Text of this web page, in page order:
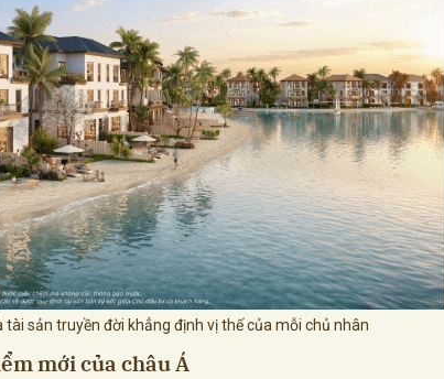
tài sản truyền đời khẳng định vị thế của mỗi chủ nhân
mới của châu Á